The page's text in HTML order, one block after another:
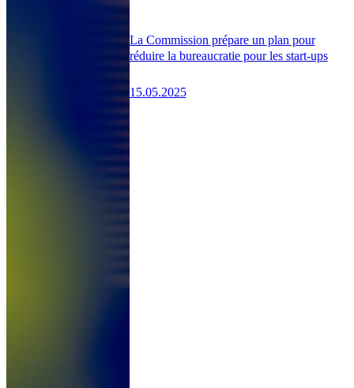
La Commission prépare un plan pour
réduire la bureaucratie pour les start-ups
15.05.2025